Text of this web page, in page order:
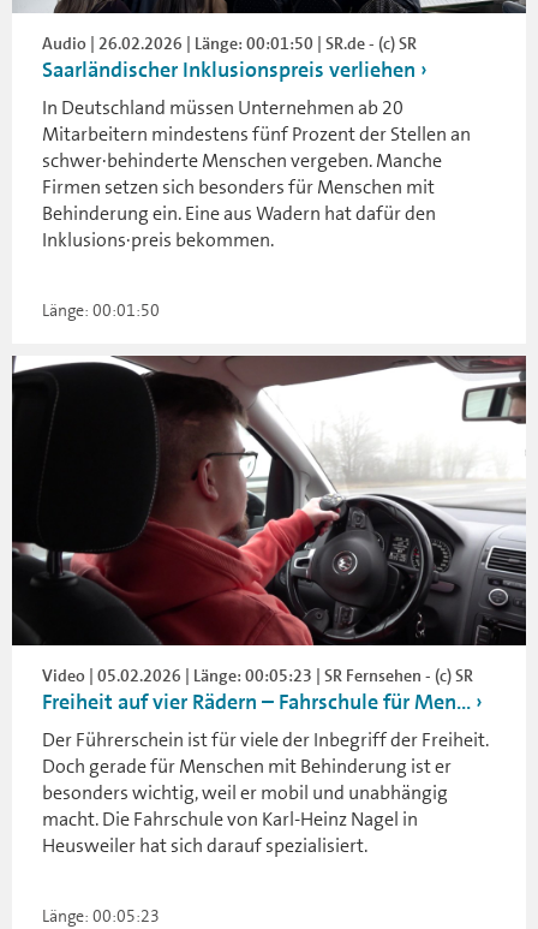
Audio | 26.02.2026 | Länge: 00:01:50 | SR.de - (c) SR
Saarländischer Inklusionspreis verliehen
In Deutschland müssen Unternehmen ab 20
Mitarbeitern mindestens fünf Prozent der Stellen an
schwer·behinderte Menschen vergeben. Manche
Firmen setzen sich besonders für Menschen mit
Behinderung ein. Eine aus Wadern hat dafür den
Inklusions·preis bekommen.
Länge: 00:01:50
Video | 05.02.2026 | Länge: 00:05:23 | SR Fernsehen - (c) SR
Freiheit auf vier Rädern – Fahrschule für Men...
Der Führerschein ist für viele der Inbegriff der Freiheit.
Doch gerade für Menschen mit Behinderung ist er
besonders wichtig, weil er mobil und unabhängig
macht. Die Fahrschule von Karl-Heinz Nagel in
Heusweiler hat sich darauf spezialisiert.
Länge: 00:05:23